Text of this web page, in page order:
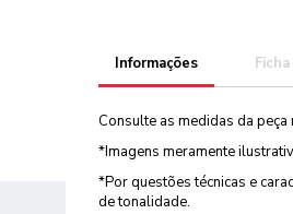
Informações
Consulte as medidas da peça
*Imagens meramente
*Por questões técnicas e
de tonalidade.